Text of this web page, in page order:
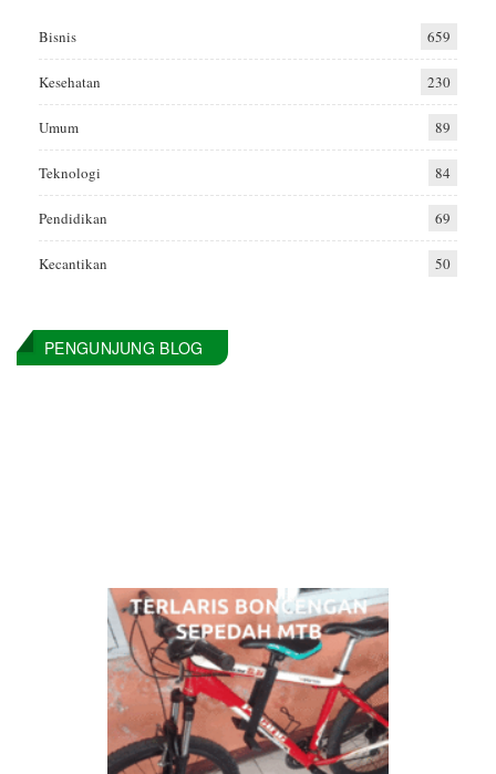
Bisnis 659
Kesehatan 230
Umum 89
Teknologi 84
Pendidikan 69
Kecantikan 50
PENGUNJUNG BLOG